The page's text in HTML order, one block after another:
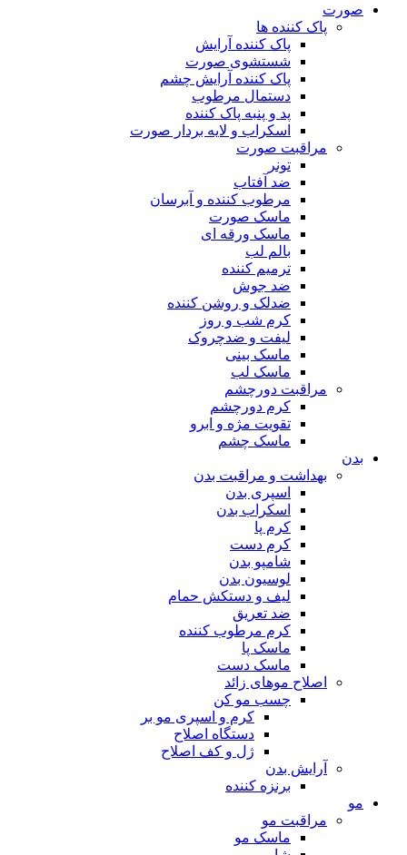
صورت
پاک کننده ها
پاک کننده آرایش
شستشوی صورت
پاک کننده آرایش چشم
دستمال مرطوب
پد و پنبه پاک کننده
اسکراب و لایه بردار صورت
مراقبت صورت
تونر
ضد آفتاب
مرطوب کننده و آبرسان
ماسک صورت
ماسک ورقه ای
بالم لب
ترمیم کننده
ضد جوش
ضدلک و روشن کننده
کرم شب و روز
لیفت و ضدچروک
ماسک بینی
ماسک لب
مراقبت دورچشم
کرم دورچشم
تقویت مژه و ابرو
ماسک چشم
بدن
بهداشت و مراقبت بدن
اسپری بدن
اسکراب بدن
کرم پا
کرم دست
شامپو بدن
لوسیون بدن
لیف و دستکش حمام
ضد تعریق
کرم مرطوب کننده
ماسک پا
ماسک دست
اصلاح موهای زائد
چسب مو کن
کرم و اسپری مو بر
دستگاه اصلاح
ژل و کف اصلاح
آرایش بدن
برنزه کننده
مو
مراقبت مو
ماسک مو